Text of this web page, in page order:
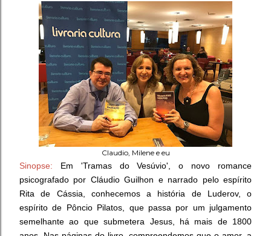
Claudio, Milene e eu
Sinopse:
Em 'Tramas do Vesúvio', o novo romance
psicografado por Cláudio Guilhon e narrado pelo espírito
Rita de Cássia, conhecemos a história de Luderov, o
espírito de Pôncio Pilatos, que passa por um julgamento
semelhante ao que submetera Jesus, há mais de 1800